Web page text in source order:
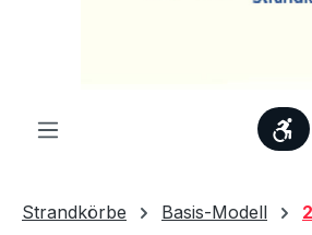
Strandkörbe Basis-Modell